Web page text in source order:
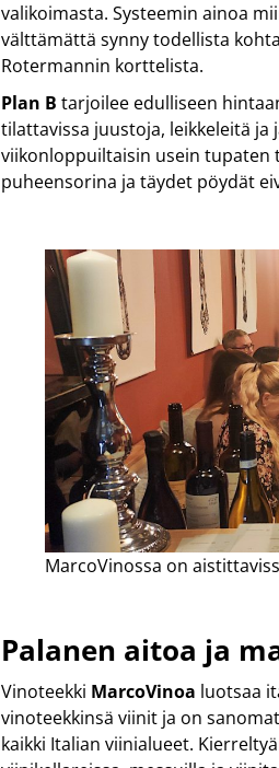
valikoimasta. Systeemin ainoa
välttämättä synny todellista
Rotermannin korttelista.
Plan B tarjoilee edulliseen
tilattavissa juustoja, leikkeleitä ja
viikonloppuiltaisin usein tupaten
puheensorina ja täydet pöydät
MarcoVinossa on
Palanen aitoa ja
Vinoteekki MarcoVinoa luotsaa
vinoteekkinsä viinit ja on
kaikki Italian viinialueet.